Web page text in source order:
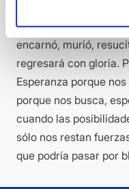
tiempo, mucho
de técnicas.
encarnó, murió,
regresará con gloria.
Esperanza porque
porque nos busca,
cuando las
sólo nos restan
que podría pasar por